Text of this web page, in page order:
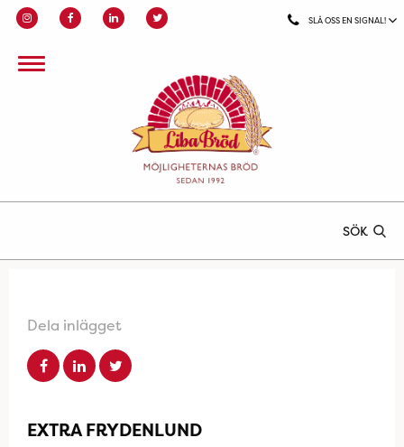
SLÅ OSS EN SIGNAL!
SÖK
Dela inlägget
EXTRA FRYDENLUND